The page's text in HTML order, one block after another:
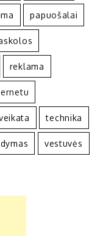
papuošalai
reklama
technika
vestuvės